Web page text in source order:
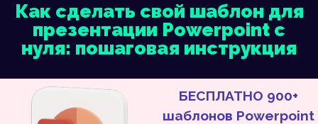
Как сделать свой шаблон для
презентации Powerpoint с
нуля: пошаговая инструкция
БЕСПЛАТНО 900+
шаблонов Powerpoint